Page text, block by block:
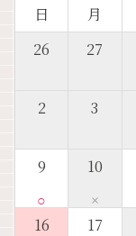
日 月
26
27
2 3
9
○
10
×
16 17